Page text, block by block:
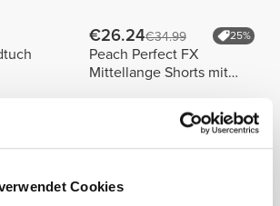
Cookies
€26.24€34.99 25%
Peach Perfect FX
Mittellange Shorts mit